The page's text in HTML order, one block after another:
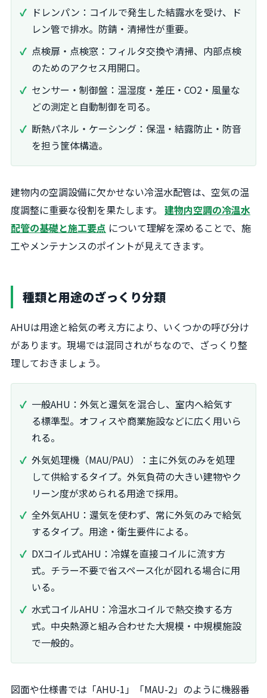
ドレンパン：コイルで発生した結露水を受け、ド
レン管で排水。防錆・清掃性が重要。
点検扉・点検窓：フィルタ交換や清掃、内部点検
のためのアクセス用開口。
センサー・制御盤：温湿度・差圧・CO2・風量な
どの測定と自動制御を司る。
断熱パネル・ケーシング：保温・結露防止・防音
を担う筐体構造。
建物内の空調設備に欠かせない冷温水配管は、空気の温
度調整に重要な役割を果たします。 建物内空調の冷温水
配管の基礎と施工要点 について理解を深めることで、施
工やメンテナンスのポイントが見えてきます。
種類と用途のざっくり分類
AHUは用途と給気の考え方により、いくつかの呼び分け
があります。現場では混同されがちなので、ざっくり整
理しておきましょう。
一般AHU：外気と還気を混合し、室内へ給気す
る標準型。オフィスや商業施設などに広く用いら
れる。
外気処理機（MAU/PAU）：主に外気のみを処理
して供給するタイプ。外気負荷の大きい建物やク
リーン度が求められる用途で採用。
全外気AHU：還気を使わず、常に外気のみで給気
するタイプ。用途・衛生要件による。
DXコイル式AHU：冷媒を直接コイルに流す方
式。チラー不要で省スペース化が図れる場合に用
いる。
水式コイルAHU：冷温水コイルで熱交換する方
式。中央熱源と組み合わせた大規模・中規模施設
で一般的。
図面や仕様書では「AHU-1」「MAU-2」のように機器番